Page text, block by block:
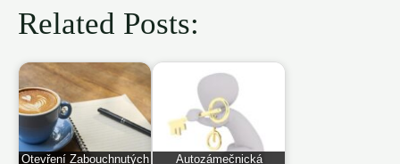
Related Posts:
Otevření Zabouchnutých
Autozámečnická